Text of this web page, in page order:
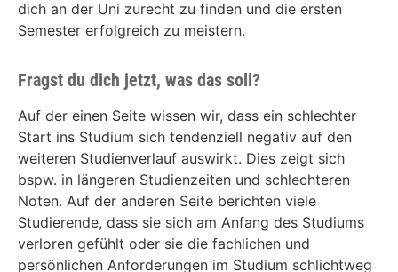
dich an der Uni zurecht zu finden und die ersten
Semester erfolgreich zu meistern.
Fragst du dich jetzt, was das soll?
Auf der einen Seite wissen wir, dass ein schlechter
Start ins Studium sich tendenziell negativ auf den
weiteren Studienverlauf auswirkt. Dies zeigt sich
bspw. in längeren Studienzeiten und schlechteren
Noten. Auf der anderen Seite berichten viele
Studierende, dass sie sich am Anfang des Studiums
verloren gefühlt oder sie die fachlichen und
persönlichen Anforderungen im Studium schlichtweg